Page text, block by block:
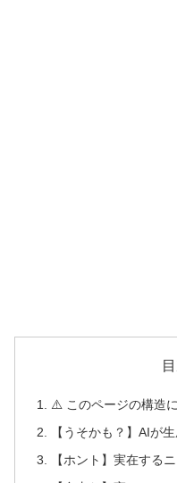
⚠️ このページの構造
【うそかも？】AIが
【ホント】実在する